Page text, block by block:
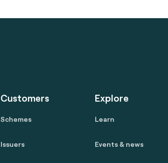
Customers
Schemes
Issuers
Explore
Learn
Events & news